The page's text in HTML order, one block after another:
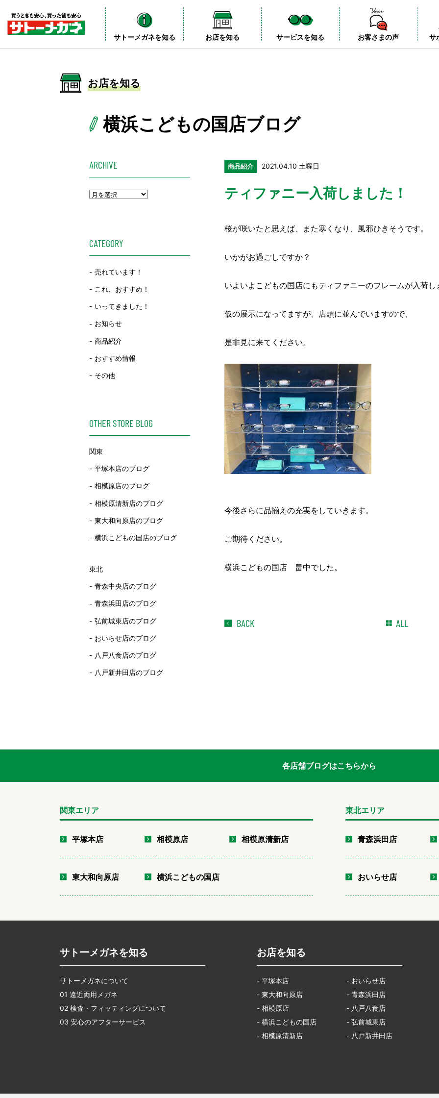
サトーメガネを知る お店を知る サービスを知る お客さまの声
サ
お店を知る
横浜こどもの国店ブログ
商品紹介 2021.04.10 土曜日
ティファニー入荷しました！
桜が咲いたと思えば、また寒くなり、風邪ひきそうです。
いかがお過ごしですか？
いよいよこどもの国店にもティファニーのフレームが入荷し
仮の展示になってますが、店頭に並んでいますので、
是非見に来てください。
今後さらに品揃えの充実をしていきます。
ご期待ください。
横浜こどもの国店 畠中でした。
BACK ALL
ARCHIVE
CATEGORY
売れています！
これ、おすすめ！
いってきました！
お知らせ
商品紹介
おすすめ情報
その他
OTHER STORE BLOG
関東
平塚本店のブログ
相模原店のブログ
相模原清新店のブログ
東大和向原店のブログ
横浜こどもの国店のブログ
東北
青森中央店のブログ
青森浜田店のブログ
弘前城東店のブログ
おいらせ店のブログ
八戸八食店のブログ
八戸新井田店のブログ
各店舗ブログはこちらから
関東エリア
平塚本店 相模原店 相模原清新店
東大和向原店 横浜こどもの国店
東北エリア
青森浜田店
おいらせ店
サトーメガネを知る
サトーメガネについて
01 遠近両用メガネ
02 検査・フィッティングについて
03 安心のアフターサービス
お店を知る
- 平塚本店
- 東大和向原店
- 相模原店
- 横浜こどもの国店
- 相模原清新店
- おいらせ店
- 青森浜田店
- 八戸八食店
- 弘前城東店
- 八戸新井田店